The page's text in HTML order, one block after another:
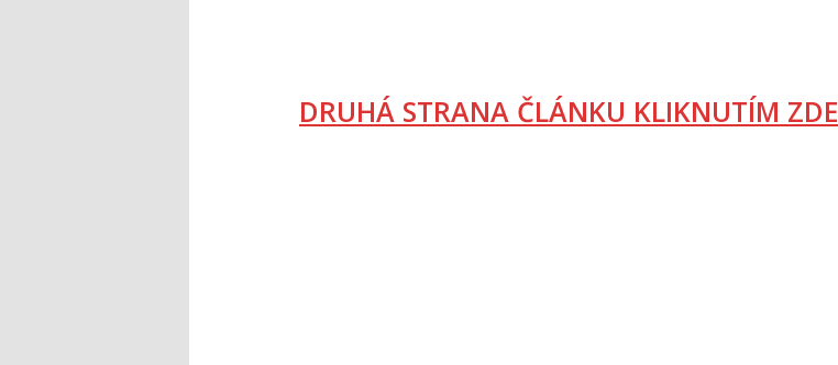
DRUHÁ STRANA ČLÁNKU KLIKNUTÍM ZDE